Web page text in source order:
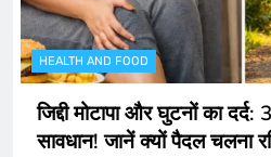
1
जिद्दी
सावधान! जानें
HEALTH AND
HEALTH AND FOOD
जिद्दी मोटापा और घुटनों का
सावधान! जानें क्यों पैदल चलना